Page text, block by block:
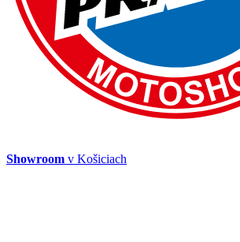
Showroom v Košiciach